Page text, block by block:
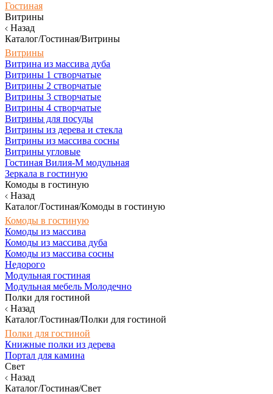
Гостиная
Витрины
Назад
Каталог/Гостиная/Витрины
Витрины
Витрина из массива дуба
Витрины 1 створчатые
Витрины 2 створчатые
Витрины 3 створчатые
Витрины 4 створчатые
Витрины для посуды
Витрины из дерева и стекла
Витрины из массива сосны
Витрины угловые
Гостиная Вилия-М модульная
Зеркала в гостиную
Комоды в гостиную
Назад
Каталог/Гостиная/Комоды в гостиную
Комоды в гостиную
Комоды из массива
Комоды из массива дуба
Комоды из массива сосны
Недорого
Модульная гостиная
Модульная мебель Молодечно
Полки для гостиной
Назад
Каталог/Гостиная/Полки для гостиной
Полки для гостиной
Книжные полки из дерева
Портал для камина
Свет
Назад
Каталог/Гостиная/Свет